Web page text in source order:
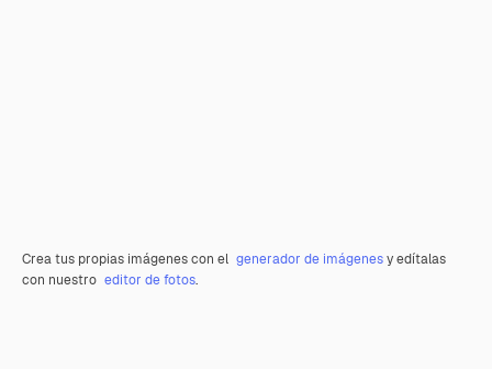
Crea tus propias imágenes con el generador de imágenesy edítalas
con nuestro editor de fotos.